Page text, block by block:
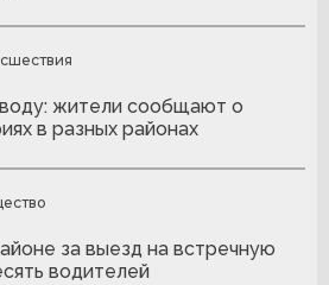
воду: жители сообщают о
в разных районах
за выезд на встречную
водителей